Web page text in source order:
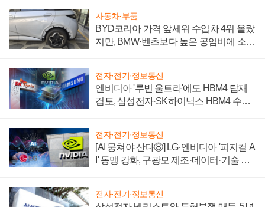
자동차·부품
BYD코리아 가격 앞세워 수입차 4위 올랐
지만, BMW·벤츠보다 높은 공임비에 소비
전자·전기·정보통신
엔비디아 '루빈 울트라'에도 HBM4 탑재
검토, 삼성전자·SK하이닉스 HBM4 수율
전자·전기·정보통신
[AI 뭉쳐야 산다⑧] LG·엔비디아 '피지컬 A
I' 동맹 강화, 구광모 제조·데이터·기술 결
전자·전기·정보통신